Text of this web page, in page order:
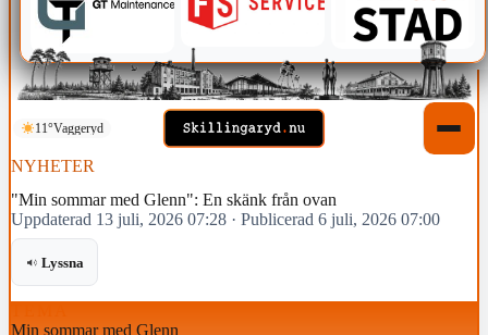
11°Vaggeryd
NYHETER
"Min sommar med Glenn": En skänk från ovan
Uppdaterad 13 juli, 2026 07:28 · Publicerad 6 juli, 2026 07:00
Lyssna
Min sommar med Glenn